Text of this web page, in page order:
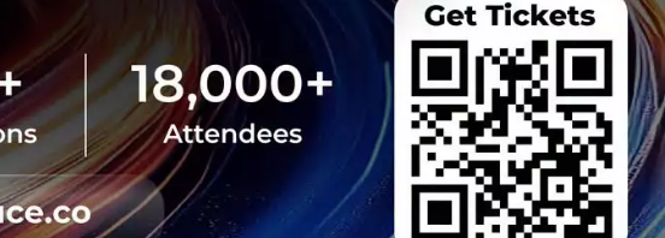
อาดเพิ่มอีกนิด ทีมงานจะได้
ะลูมิเนียมได้ และซิลิกาเกรด
ะบบเดิมแบบปิด แทบไม่เหลือ
ม่เหลือทิ้ง' เปรียบเหมือนการ
วนการนี้กับสปอดูมีนจากแหล่ง